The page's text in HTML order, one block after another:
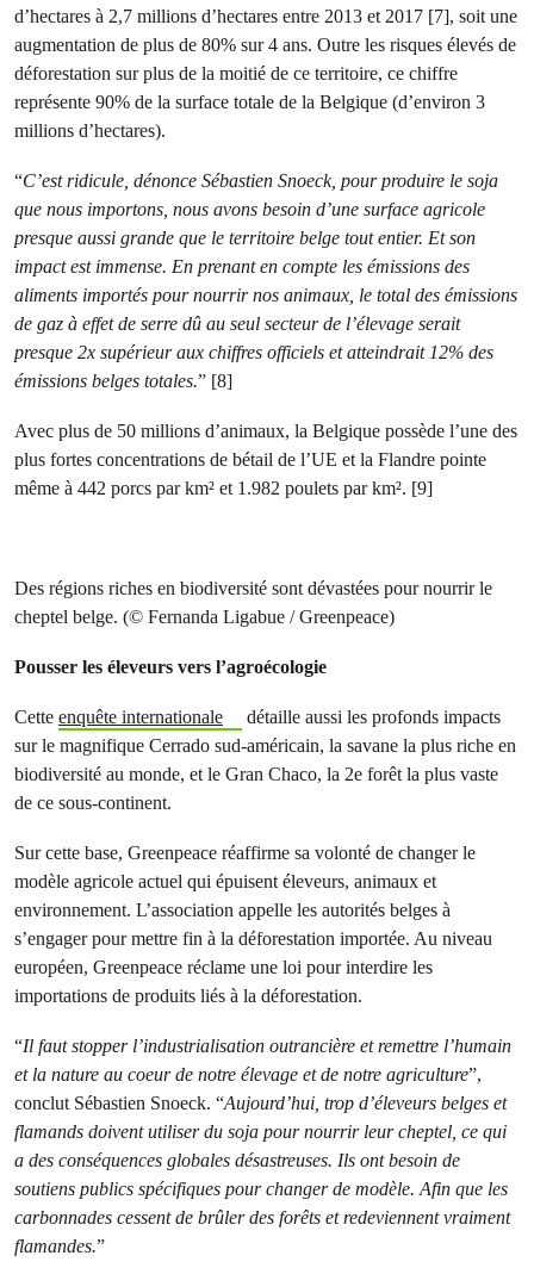
d’hectares à 2,7 millions d’hectares entre 2013 et 2017 [7], soit une
augmentation de plus de 80% sur 4 ans. Outre les risques élevés de
déforestation sur plus de la moitié de ce territoire, ce chiffre
représente 90% de la surface totale de la Belgique (d’environ 3
millions d’hectares).
“C’est ridicule, dénonce Sébastien Snoeck, pour produire le soja
que nous importons, nous avons besoin d’une surface agricole
presque aussi grande que le territoire belge tout entier. Et son
impact est immense. En prenant en compte les émissions des
aliments importés pour nourrir nos animaux, le total des émissions
de gaz à effet de serre dû au seul secteur de l’élevage serait
presque 2x supérieur aux chiffres officiels et atteindrait 12% des
émissions belges totales.” [8]
Avec plus de 50 millions d’animaux, la Belgique possède l’une des
plus fortes concentrations de bétail de l’UE et la Flandre pointe
même à 442 porcs par km² et 1.982 poulets par km². [9]
Des régions riches en biodiversité sont dévastées pour nourrir le
cheptel belge. (© Fernanda Ligabue / Greenpeace)
Pousser les éleveurs vers l’agroécologie
Cette enquête internationale
détaille aussi les profonds impacts
sur le magnifique Cerrado sud-américain, la savane la plus riche en
biodiversité au monde, et le Gran Chaco, la 2e forêt la plus vaste
de ce sous-continent.
Sur cette base, Greenpeace réaffirme sa volonté de changer le
modèle agricole actuel qui épuisent éleveurs, animaux et
environnement. L’association appelle les autorités belges à
s’engager pour mettre fin à la déforestation importée. Au niveau
européen, Greenpeace réclame une loi pour interdire les
importations de produits liés à la déforestation.
“Il faut stopper l’industrialisation outrancière et remettre l’humain
et la nature au coeur de notre élevage et de notre agriculture”,
conclut Sébastien Snoeck. “Aujourd’hui, trop d’éleveurs belges et
flamands doivent utiliser du soja pour nourrir leur cheptel, ce qui
a des conséquences globales désastreuses. Ils ont besoin de
soutiens publics spécifiques pour changer de modèle. Afin que les
carbonnades cessent de brûler des forêts et redeviennent vraiment
flamandes.”